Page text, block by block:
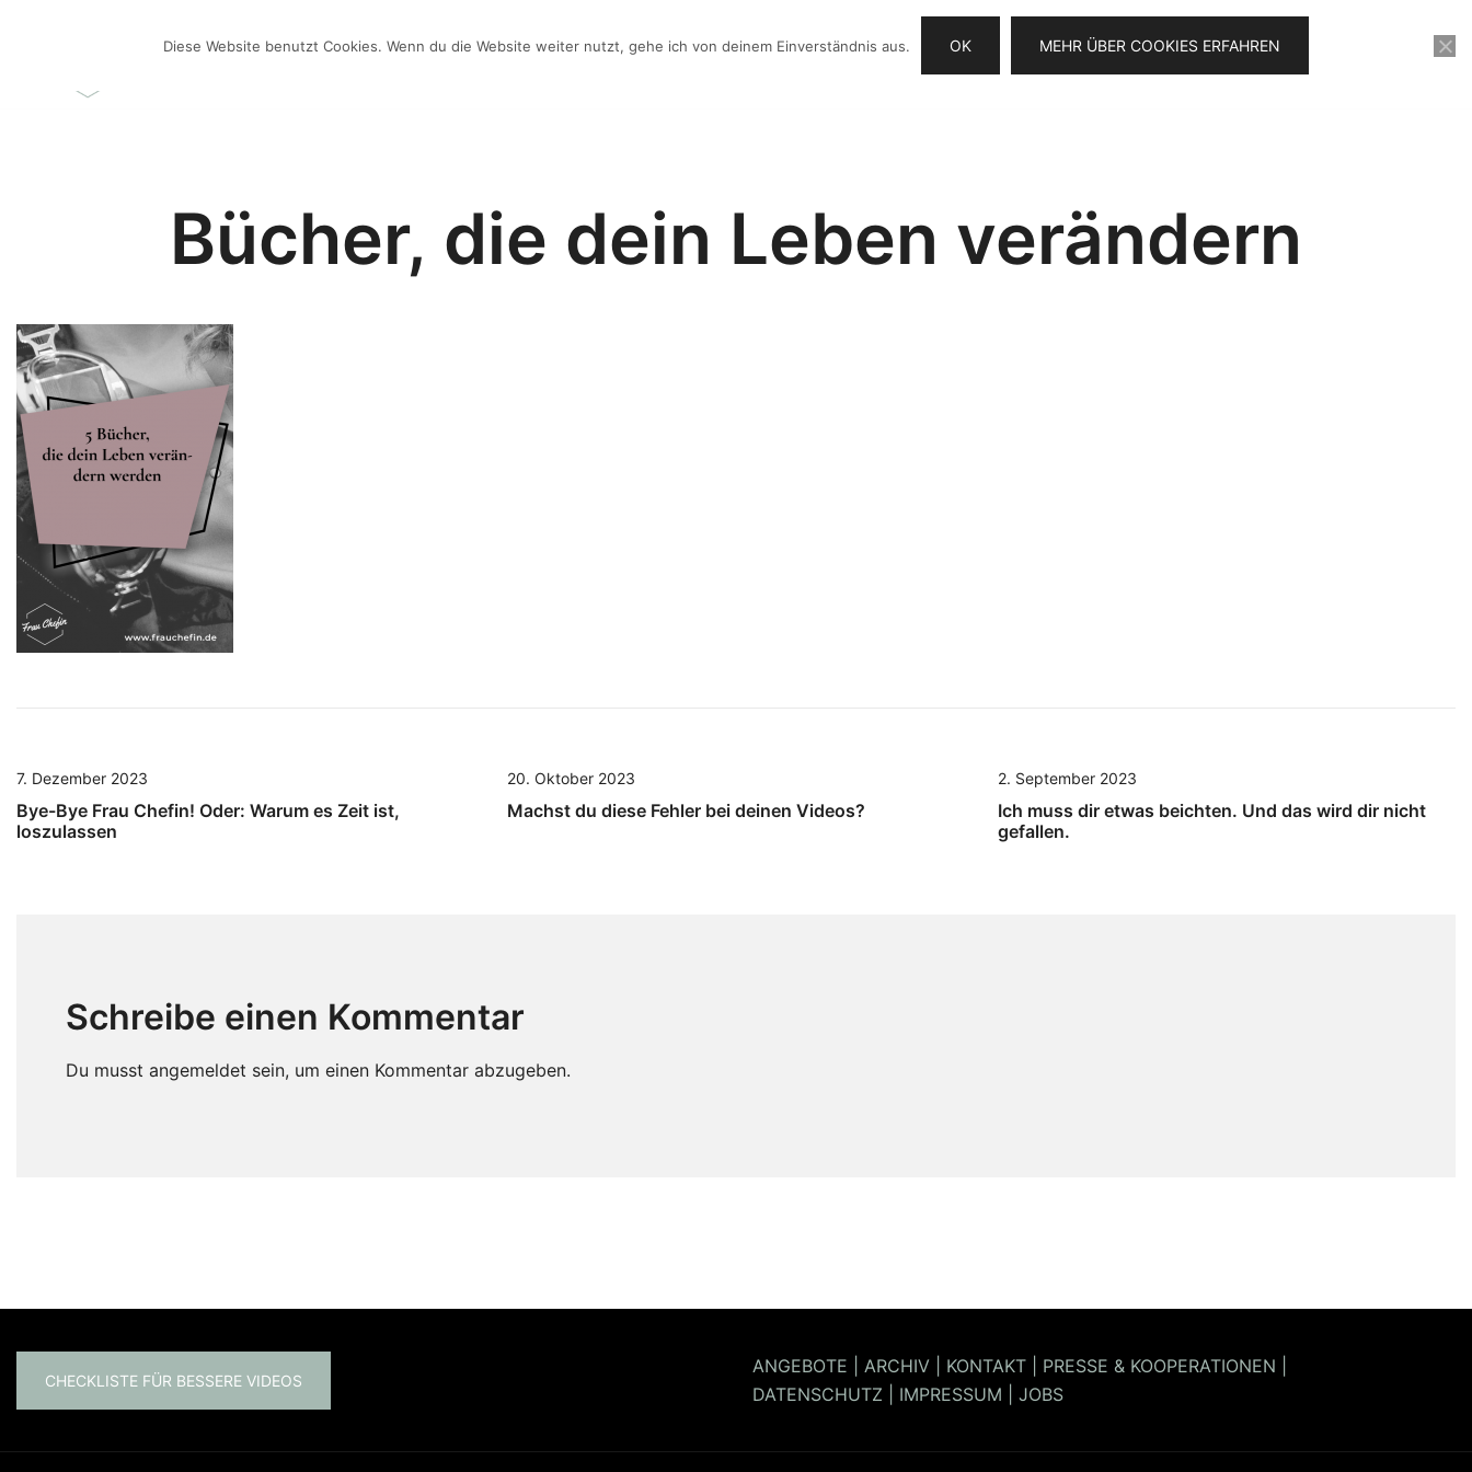
ÜBER MICH VIDEO-BLOG VIDEO-IDEEN CHECKLISTE ANGEBOTE KONTAKT VIDEOSERIE FÜR 0€
Bücher, die dein Leben verändern
7. Dezember 2023
Bye-Bye Frau Chefin! Oder: Warum es Zeit ist,
loszulassen
20. Oktober 2023
Machst du diese Fehler bei deinen Videos?
2. September 2023
Ich muss dir etwas beichten. Und das wird dir nicht
gefallen.
Schreibe einen Kommentar
Du musst angemeldet sein, um einen Kommentar abzugeben.
CHECKLISTE FÜR BESSERE VIDEOS
ANGEBOTE ARCHIV KONTAKT PRESSE & KOOPERATIONEN
DATENSCHUTZ
IMPRESSUM JOBS
Diese Website benutzt Cookies. Wenn du die Website weiter nutzt, gehe ich von deinem Einverständnis aus. OK MEHR ÜBER COOKIES ERFAHREN